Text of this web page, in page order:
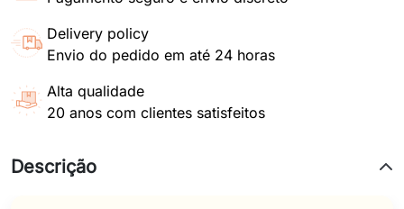
Delivery policy
Envio do pedido em até 24 horas
Alta qualidade
20 anos com clientes satisfeitos
Descrição